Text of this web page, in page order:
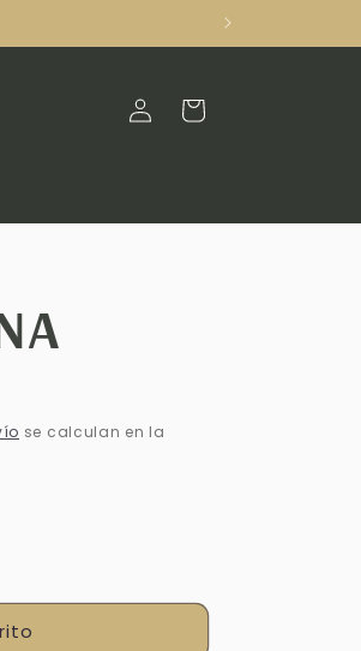
Iniciar
sesión
Carrito
se calculan en la